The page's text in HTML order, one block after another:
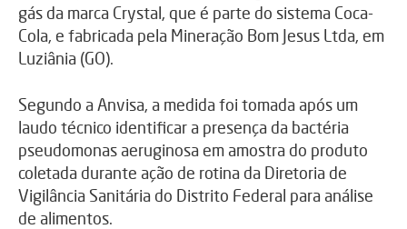
gás da marca Crystal, que é parte do sistema Coca-
Cola, e fabricada pela Mineração Bom Jesus Ltda, em
Luziânia (GO).
Segundo a Anvisa, a medida foi tomada após um
laudo técnico identificar a presença da bactéria
pseudomonas aeruginosa em amostra do produto
coletada durante ação de rotina da Diretoria de
Vigilância Sanitária do Distrito Federal para análise
de alimentos.